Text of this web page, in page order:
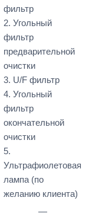
фильтр
2. Угольный
фильтр
предварительной
очистки
3. U/F фильтр
4. Угольный
фильтр
окончательной
очистки
5.
Ультрафиолетовая
лампа (по
желанию клиента)
—